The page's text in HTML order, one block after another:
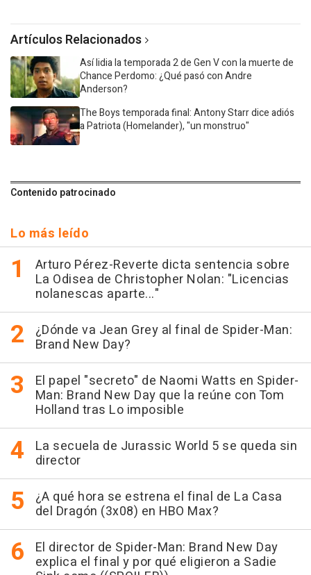
Artículos Relacionados
Así lidia la temporada 2 de Gen V con la muerte de
Chance Perdomo: ¿Qué pasó con Andre
Anderson?
The Boys temporada final: Antony Starr dice adiós
a Patriota (Homelander), "un monstruo"
Contenido patrocinado
Lo más leído
Arturo Pérez-Reverte dicta sentencia sobre
La Odisea de Christopher Nolan: "Licencias
nolanescas aparte..."
¿Dónde va Jean Grey al final de Spider-Man:
Brand New Day?
El papel "secreto" de Naomi Watts en Spider-
Man: Brand New Day que la reúne con Tom
Holland tras Lo imposible
La secuela de Jurassic World 5 se queda sin
director
¿A qué hora se estrena el final de La Casa
del Dragón (3x08) en HBO Max?
El director de Spider-Man: Brand New Day
explica el final y por qué eligieron a Sadie